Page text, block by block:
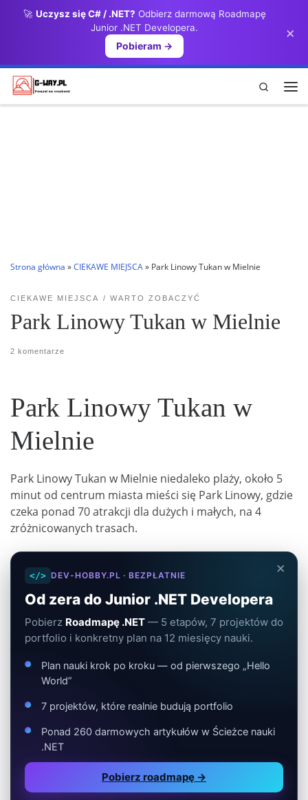
🚀 Uczysz się C# / .NET? Odbierz darmową Roadmapę
Junior .NET Developera.
Pobieram →
×
Przejdź do treści
Search
Strona główna »CIEKAWE MIEJSCA» Park Linowy Tukan w Mielnie
CIEKAWE MIEJSCA WARTO ZOBACZYĆ
Park Linowy Tukan w Mielnie
2 komentarze
Park Linowy Tukan w
Mielnie
Park Linowy Tukan w Mielnie niedaleko plaży, około 5
minut od centrum miasta mieści się Park Linowy, gdzie
czeka ponad 70 atrakcji dla dużych i małych, na 4
zróżnicowanych trasach.
×
</> DEV-HOBBY.PL · BEZPŁATNIE
Od zera do Junior .NET Developera
Pobierz Roadmapę .NET — 5 etapów, 7 projektów do
portfolio i konkretny plan na 12 miesięcy nauki.
Plan nauki krok po kroku — od pierwszego „Hello
World”
7 projektów, które realnie budują portfolio
Ponad 260 darmowych artykułów w Ścieżce nauki
.NET
Pobierz roadmapę →